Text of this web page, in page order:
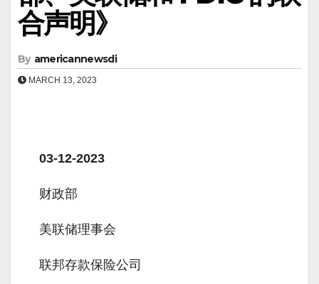
合声明》
By americannewsdi
MARCH 13, 2023
03-12-2023
财政部
美联储理事会
联邦存款保险公司